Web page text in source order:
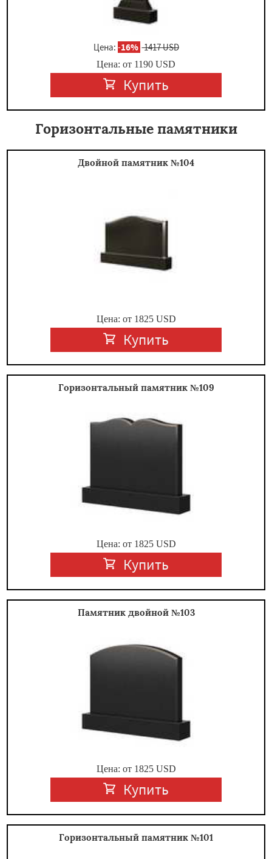
Цена: -16% 1417 USD
Цена: от 1190 USD
Купить
Горизонтальные памятники
Двойной памятник №104
Цена: от 1825USD
Купить
Горизонтальный памятник №109
Цена: от 1825USD
Купить
Памятник двойной №103
Цена: от 1825USD
Купить
Горизонтальный памятник №101